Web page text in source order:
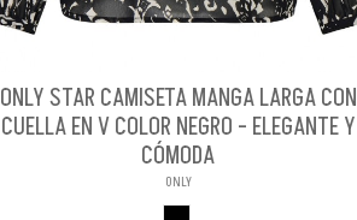
ONLY STAR CAMISETA MANGA LARGA CON
CUELLA EN V COLOR NEGRO - ELEGANTE Y
CÓMODA
ONLY